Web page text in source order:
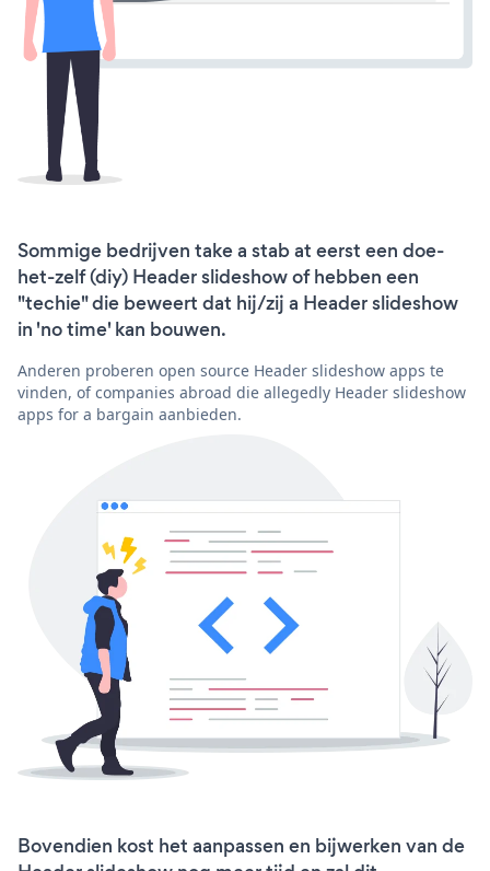
Sommige bedrijven take a stab at eerst een doe-
het-zelf (diy) Header slideshow of hebben een
"techie" die beweert dat hij/zij a Header slideshow
in 'no time' kan bouwen.
Anderen proberen open source Header slideshow apps te
vinden, of companies abroad die allegedly Header slideshow
apps for a bargain aanbieden.
Bovendien kost het aanpassen en bijwerken van de